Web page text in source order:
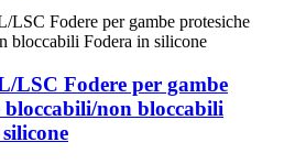
LSC Fodere per gambe
bloccabili/non bloccabili